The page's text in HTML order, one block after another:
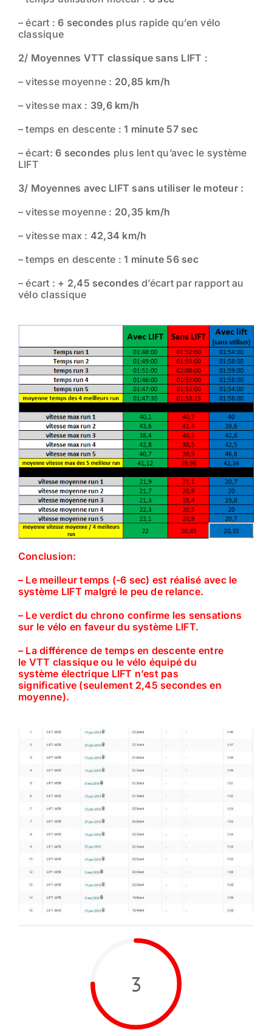
– écart :6 secondes plus rapide qu’en vélo
classique
2/ Moyennes VTT classique sans LIFT :
– vitesse moyenne : 20,85 km/h
– vitesse max : 39,6 km/h
– temps en descente :1 minute 57 sec
– écart:6 secondes plus lent qu’avec le système
LIFT
3/ Moyennes avec LIFT sans utiliser le moteur :
– vitesse moyenne : 20,35 km/h
– vitesse max : 42,34 km/h
– temps en descente :1 minute 56 sec
– écart : + 2,45 secondes d’écart par rapport au
vélo classique
Conclusion:
– Le meilleur temps (-6 sec) est réalisé avec le
système LIFT malgré le peu de relance.
– Le verdict du chrono confirme les sensations
sur le vélo en faveur du système LIFT.
– La différence de temps en descente entre
le VTT classique ou le vélo équipé du
système électrique LIFT n’est pas
significative (seulement 2,45 secondes en
moyenne).
3